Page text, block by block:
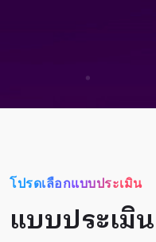
โปรดเลือกแบบประเมิน
แบบประเมิน